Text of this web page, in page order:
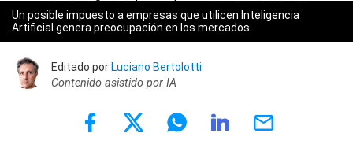
Un posible impuesto a empresas que utilicen Inteligencia
Artificial genera preocupación en los mercados.
Editado porLuciano Bertolotti
Contenido asistido por IA